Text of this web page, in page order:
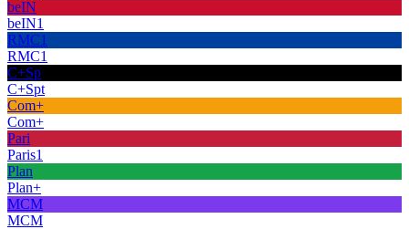
beIN
beIN1
RMC1
RMC1
C+Sp
C+Spt
Com+
Com+
Pari
Paris1
Plan
Plan+
MCM
MCM